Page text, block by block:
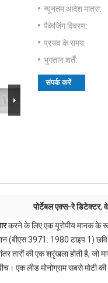
न्यूनतम आदेश मात्रा:
पैकेजिंग विवरण:
प्रसव के समय:
भुगतान शर्तें:
संपर्क करें
पोर्टेबल एक्स-रे डिटेक्टर,
करने के लिए एक यूरोपीय मानक के
(बीएस 3971: 1980 टाइप 1)
की एक श्रृंखला होती है, जो
एक लीड मोनोग्राम सबसे मोटी